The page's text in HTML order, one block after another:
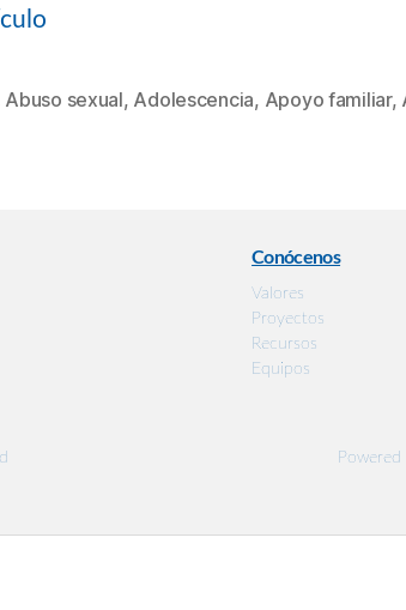
Abuso sexual, Adolescencia, Apoyo familiar,
Conócenos
Valores
Proyectos
Recursos
Equipos